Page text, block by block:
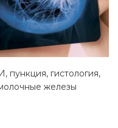
пункция, гистология,
железы